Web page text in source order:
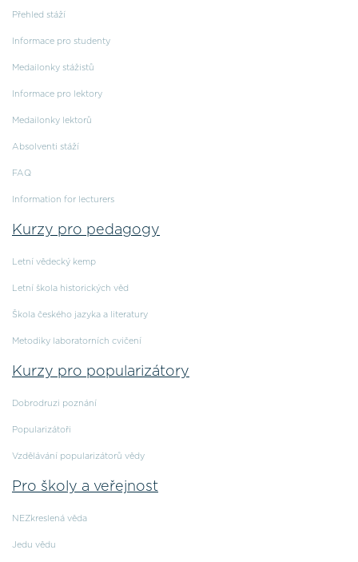
Přehled stáží
Informace pro studenty
Medailonky stážistů
Informace pro lektory
Medailonky lektorů
Absolventi stáží
FAQ
Information for lecturers
Kurzy pro pedagogy
Letní vědecký kemp
Letní škola historických věd
Škola českého jazyka a literatury
Metodiky laboratorních cvičení
Kurzy pro popularizátory
Dobrodruzi poznání
Popularizátoři
Vzdělávání popularizátorů vědy
Pro školy a veřejnost
NEZkreslená věda
Jedu vědu